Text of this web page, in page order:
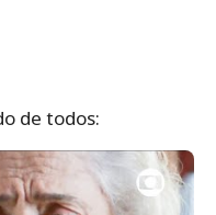
de todos: